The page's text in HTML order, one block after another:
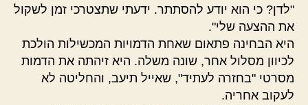
"לדן? כי הוא יודע להסתתר. ידעתי שתצטרכי זמן לשקול
את ההצעה שלי".
היא הבחינה פתאום שאחת הדמויות המכשילות הולכת
לכיוון מסלול אחר, שונה משלה. היא זיהתה את הדמות
מסרטי "בחזרה לעתיד", שאייל תיעב, והחליטה לא
לעקוב אחריה.